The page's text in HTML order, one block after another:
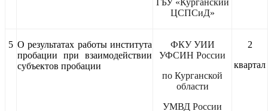
ЦСПСиД»
5 О результатах работы института
пробации при взаимодействии
субъектов пробации
ФКУ УИИ
УФСИН России
по Курганской
области
УМВД России
2
квартал